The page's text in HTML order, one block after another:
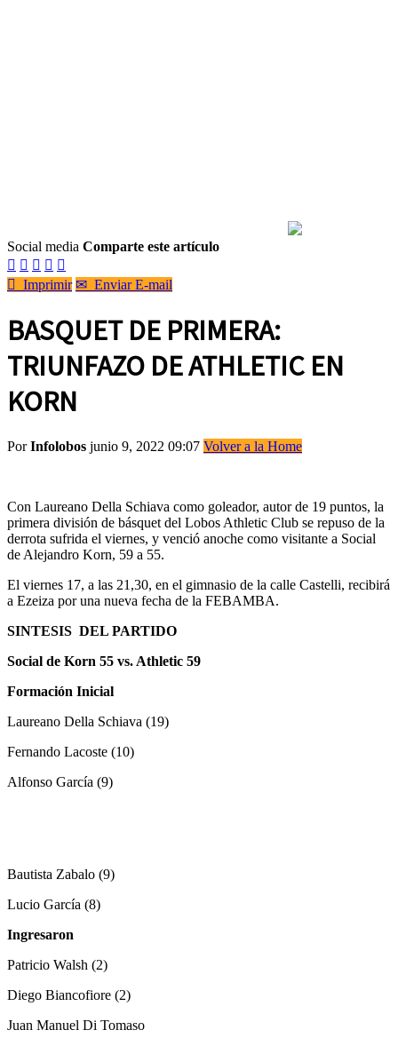
Social media Comparte este artículo
    
 Imprimir ✉ Enviar E-mail
BASQUET DE PRIMERA:
TRIUNFAZO DE ATHLETIC EN
KORN
PorInfolobos junio 9, 2022 09:07 Volver a la Home
Con Laureano Della Schiava como goleador, autor de 19 puntos, la
primera división de básquet del Lobos Athletic Club se repuso de la
derrota sufrida el viernes, y venció anoche como visitante a Social
de Alejandro Korn, 59 a 55.
El viernes 17, a las 21,30, en el gimnasio de la calle Castelli, recibirá
a Ezeiza por una nueva fecha de la FEBAMBA.
SINTESIS DEL PARTIDO
Social de Korn 55 vs. Athletic 59
Formación Inicial
Laureano Della Schiava (19)
Fernando Lacoste (10)
Alfonso García (9)
Bautista Zabalo (9)
Lucio García (8)
Ingresaron
Patricio Walsh (2)
Diego Biancofiore (2)
Juan Manuel Di Tomaso